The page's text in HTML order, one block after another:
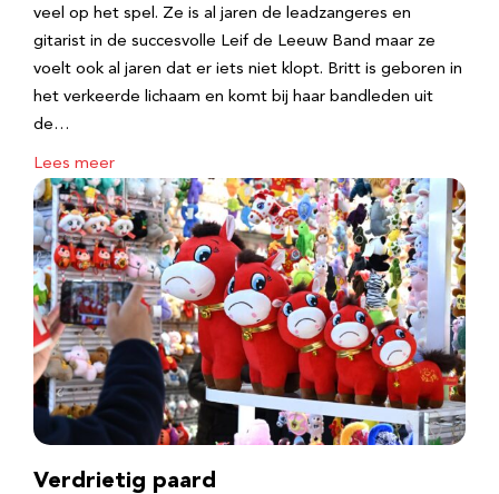
veel op het spel. Ze is al jaren de leadzangeres en
gitarist in de succesvolle Leif de Leeuw Band maar ze
voelt ook al jaren dat er iets niet klopt. Britt is geboren in
het verkeerde lichaam en komt bij haar bandleden uit
de…
Lees meer
Verdrietig paard